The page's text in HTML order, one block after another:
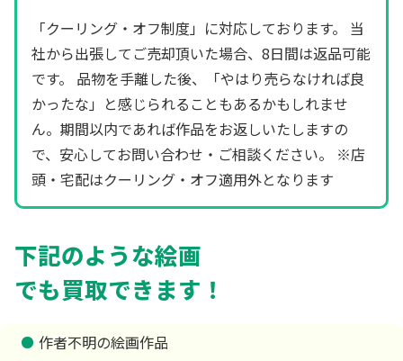
「クーリング・オフ制度」に対応しております。 当
社から出張してご売却頂いた場合、8日間は返品可能
です。 品物を手離した後、「やはり売らなければ良
かったな」と感じられることもあるかもしれませ
ん。期間以内であれば作品をお返しいたしますの
で、安心してお問い合わせ・ご相談ください。 ※店
頭・宅配はクーリング・オフ適用外となります
下記のような絵画
でも買取できます！
作者不明の絵画作品